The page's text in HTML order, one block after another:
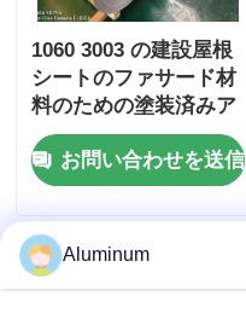
1060 3003 の建設屋根
シートのファサード材
料のための塗装済みア
ルミニウム コイル
お問い合わせを送信
Aluminum